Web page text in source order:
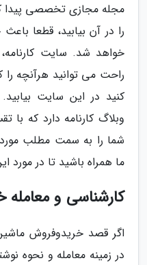
مجله مجازی تخصصی پیدا
را در آن بیابید، قطعا
خواهد شد. سایت
راحت می توانید هرآنچه را
کنید در این سایت
وبلاگ کارنامه دارد که
شما را به سمت مطلب مورد
ما همراه باشید تا در مورد
کارشناسی و معامله
اگر قصد خریدوفروش
در زمینه معامله و نحوه